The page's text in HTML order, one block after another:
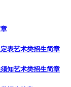
表艺术类招生简章
知艺术类招生简章